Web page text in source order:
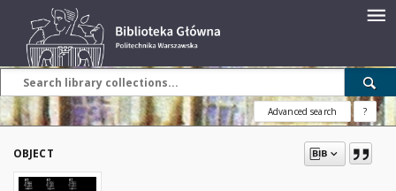
Advanced search ?
OBJECT